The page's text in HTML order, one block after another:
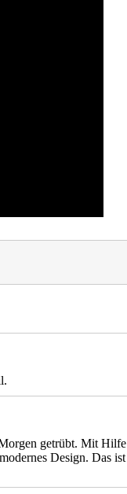
getrübt. Mit Hilfe
Design. Das ist